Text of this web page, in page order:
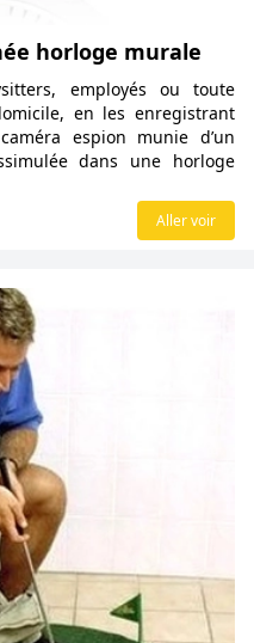
horloge murale
employés ou toute
en les enregistrant
espion munie d’un
dans une horloge
Aller voir